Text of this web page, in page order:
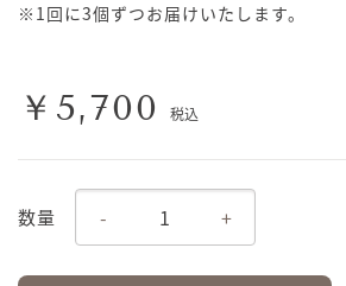
※1回に3個ずつお届けいたします。
￥5,700 税込
数量 - +